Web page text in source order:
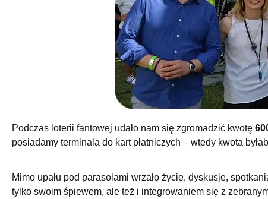
Podczas loterii fantowej udało nam się zgromadzić kwotę
posiadamy terminala do kart płatniczych – wtedy kwota
Mimo upału pod parasolami wrzało życie, dyskusje,
tylko swoim śpiewem, ale też i integrowaniem się z